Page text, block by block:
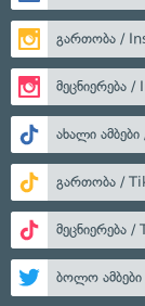
გართობა /
მეცნიერება
ახალი
გართობა /
მეცნიერება /
ბოლო